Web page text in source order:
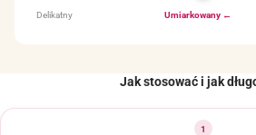
Delikatny Umiarkowany ←
Jak stosować i jak
1